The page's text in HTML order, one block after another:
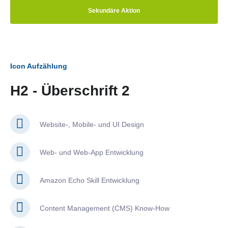
Sekundäre Aktion
Icon Aufzählung
H2 - Überschrift 2
Website-, Mobile- und UI Design
Web- und Web-App Entwicklung
Amazon Echo Skill Entwicklung
Content Management (CMS) Know-How